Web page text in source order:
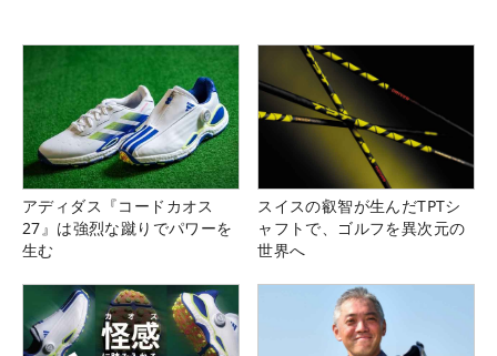
アディダス『コードカオス
27』は強烈な蹴りでパワーを
生む
スイスの叡智が生んだTPTシ
ャフトで、ゴルフを異次元の
世界へ